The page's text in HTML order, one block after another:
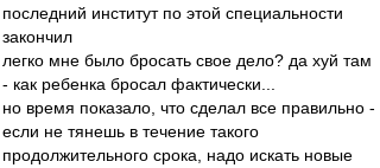
последний институт по этой специальности
закончил
легко мне было бросать свое дело? да хуй там
- как ребенка бросал фактически...
но время показало, что сделал все правильно -
если не тянешь в течение такого
продолжительного срока, надо искать новые